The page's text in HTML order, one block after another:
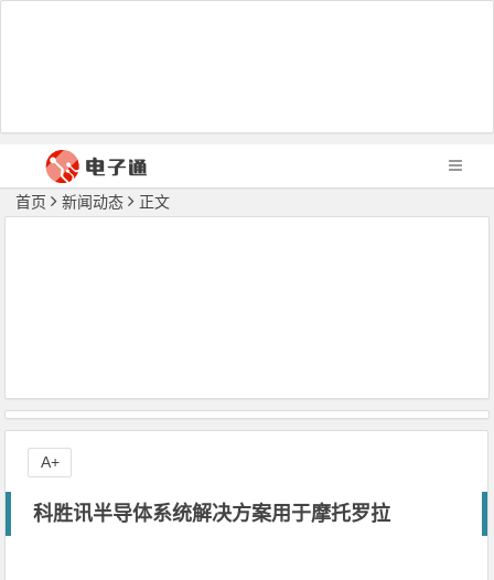
首页 新闻动态 正文
科胜讯半导体系统解决方案用于摩托罗拉
A+